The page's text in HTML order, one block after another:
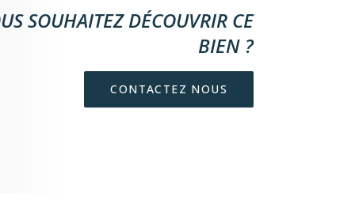
SOUHAITEZ DÉCOUVRIR CE
BIEN ?
CONTACTEZ NOUS